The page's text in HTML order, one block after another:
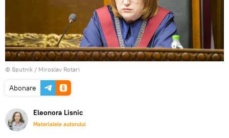
© Sputnik / Miroslav Rotari
Abonare
Eleonora Lisnic
Materialele autorului